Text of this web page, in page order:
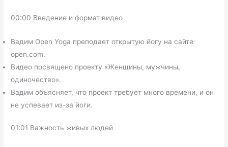
00:00 Введение и формат видео
Вадим Open Yoga преподает открытую йогу на сайте
open.com.
Видео посвящено проекту «Женщины, мужчины,
одиночество».
Вадим объясняет, что проект требует много времени, и он
не успевает из-за йоги.
01:01 Важность живых людей